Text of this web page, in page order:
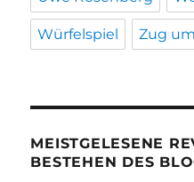
Würfelspiel Zug
MEISTGELESENE
BESTEHEN DES